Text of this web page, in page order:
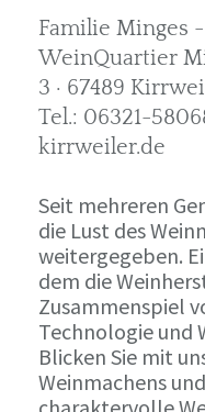
Familie Minges
WeinQuartier
3 · 67489
Tel.: 06321-
kirrweiler.de
Seit mehreren
die Lust des
weitergegeben.
dem die
Zusammenspiel
Technologie und
Blicken Sie mit
Weinmachens